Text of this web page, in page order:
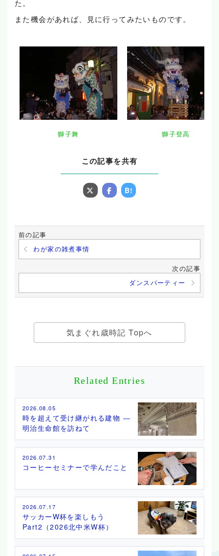
た。
また機会があれば、見に行ってみたいものです。
獅子舞 獅子登高
この記事を共有
B!
前の記事
わが家の雑煮事情
次の記事
ダンスパーティー
気まぐれ歳時記 Topへ
Related Entries
2026.08.05
時を超えて受け継がれる建物 ―
明治生命館を訪ねて
2026.07.31
コーヒーセミナーで学んだこと
2026.07.17
サッカーW杯を楽しもう
Part2（2026北中米W杯）